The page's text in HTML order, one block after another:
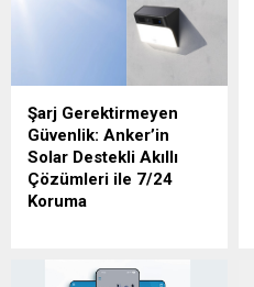
Şarj Gerektirmeyen
Güvenlik: Anker’in
Solar Destekli Akıllı
Çözümleri ile 7/24
Koruma
Anker, akıllı güvenlik